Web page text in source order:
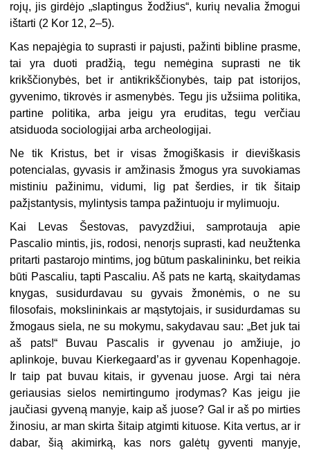
rojų, jis girdėjo „slaptingus žodžius“, kurių nevalia žmogui
ištarti (2 Kor 12, 2–5).
Kas nepajėgia to suprasti ir pajusti, pažinti bibline prasme,
tai yra duoti pradžią, tegu nemėgina suprasti ne tik
krikščionybės, bet ir antikrikščionybės, taip pat istorijos,
gyvenimo, tikrovės ir asmenybės. Tegu jis užsiima politika,
partine politika, arba jeigu yra eruditas, tegu verčiau
atsiduoda sociologijai arba archeologijai.
Ne tik Kristus, bet ir visas žmogiškasis ir dieviškasis
potencialas, gyvasis ir amžinasis žmogus yra suvokiamas
mistiniu pažinimu, vidumi, lig pat šerdies, ir tik šitaip
pažįstantysis, mylintysis tampa pažintuoju ir mylimuoju.
Kai Levas Šestovas, pavyzdžiui, samprotauja apie
Pascalio mintis, jis, rodosi, nenorįs suprasti, kad neužtenka
pritarti pastarojo mintims, jog būtum paskalininku, bet reikia
būti Pascaliu, tapti Pascaliu. Aš pats ne kartą, skaitydamas
knygas, susidurdavau su gyvais žmonėmis, o ne su
filosofais, mokslininkais ar mąstytojais, ir susidurdamas su
žmogaus siela, ne su mokymu, sakydavau sau: „Bet juk tai
aš pats!“ Buvau Pascalis ir gyvenau jo amžiuje, jo
aplinkoje, buvau Kierkegaard’as ir gyvenau Kopenhagoje.
Ir taip pat buvau kitais, ir gyvenau juose. Argi tai nėra
geriausias sielos nemirtingumo įrodymas? Kas jeigu jie
jaučiasi gyveną manyje, kaip aš juose? Gal ir aš po mirties
žinosiu, ar man skirta šitaip atgimti kituose. Kita vertus, ar ir
dabar, šią akimirką, kas nors galėtų gyventi manyje,